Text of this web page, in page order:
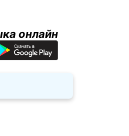
онлайн